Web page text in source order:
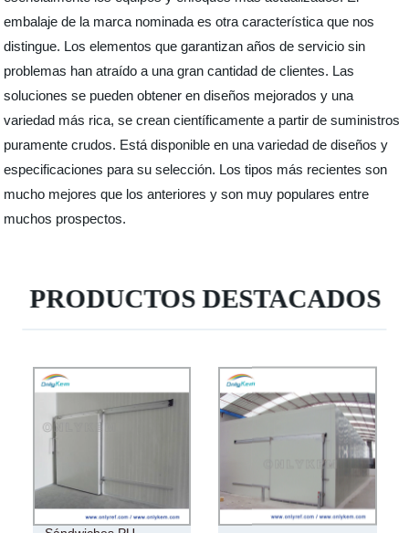
embalaje de la marca nominada es otra característica que nos
distingue. Los elementos que garantizan años de servicio sin
problemas han atraído a una gran cantidad de clientes. Las
soluciones se pueden obtener en diseños mejorados y una
variedad más rica, se crean científicamente a partir de suministros
puramente crudos. Está disponible en una variedad de diseños y
especificaciones para su selección. Los tipos más recientes son
mucho mejores que los anteriores y son muy populares entre
muchos prospectos.
PRODUCTOS DESTACADOS